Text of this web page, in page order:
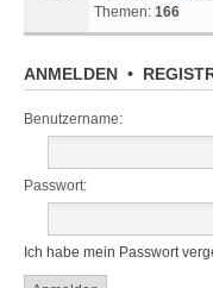
Themen: 166
ANMELDEN •
Benutzername:
Passwort:
Ich habe mein Passwort